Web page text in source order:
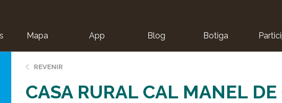
Mapa App Blog Botiga
REVENIR
CASA RURAL CAL MANEL DE